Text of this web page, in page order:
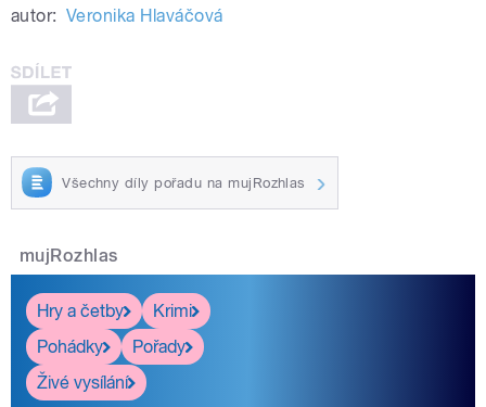
autor: Veronika Hlaváčová
Všechny díly pořadu na mujRozhlas
mujRozhlas
Hry a četby
Krimi
Pohádky
Pořady
Živé vysílání